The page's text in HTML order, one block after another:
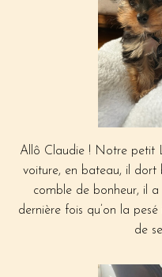
Allô Claudie ! Notre petit
voiture, en bateau, il dort
comble de bonheur, il
dernière fois qu’on la
de